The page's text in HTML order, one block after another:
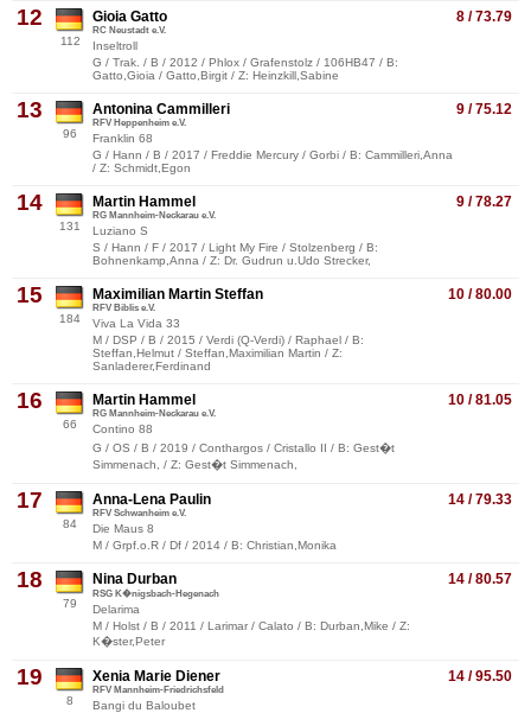
12
112
8 / 73.79
Gioia Gatto
RC Neustadt e.V.
Inseltroll
G / Trak. / B / 2012 / Phlox / Grafenstolz / 106HB47 / B:
Gatto,Gioia / Gatto,Birgit / Z: Heinzkill,Sabine
13
96
9 / 75.12
Antonina Cammilleri
RFV Heppenheim e.V.
Franklin 68
G / Hann / B / 2017 / Freddie Mercury / Gorbi / B: Cammilleri,Anna
/ Z: Schmidt,Egon
14
131
9 / 78.27
Martin Hammel
RG Mannheim-Neckarau e.V.
Luziano S
S / Hann / F / 2017 / Light My Fire / Stolzenberg / B:
Bohnenkamp,Anna / Z: Dr. Gudrun u.Udo Strecker,
15
184
10 / 80.00
Maximilian Martin Steffan
RFV Biblis e.V.
Viva La Vida 33
M / DSP / B / 2015 / Verdi (Q-Verdi) / Raphael / B:
Steffan,Helmut / Steffan,Maximilian Martin / Z:
Sanladerer,Ferdinand
16
66
10 / 81.05
Martin Hammel
RG Mannheim-Neckarau e.V.
Contino 88
G / OS / B / 2019 / Conthargos / Cristallo II / B: Gest�t
Simmenach, / Z: Gest�t Simmenach,
17
84
14 / 79.33
Anna-Lena Paulin
RFV Schwanheim e.V.
Die Maus 8
M / Grpf.o.R / Df / 2014 / B: Christian,Monika
18
79
14 / 80.57
Nina Durban
RSG K�nigsbach-Hegenach
Delarima
M / Holst / B / 2011 / Larimar / Calato / B: Durban,Mike / Z:
K�ster,Peter
19
8
14 / 95.50
Xenia Marie Diener
RFV Mannheim-Friedrichsfeld
Bangi du Baloubet